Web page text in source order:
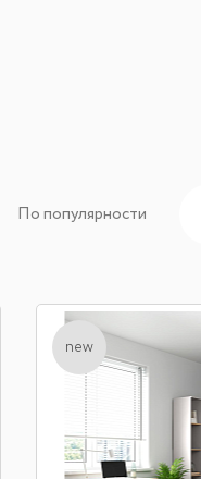
По популярности
new